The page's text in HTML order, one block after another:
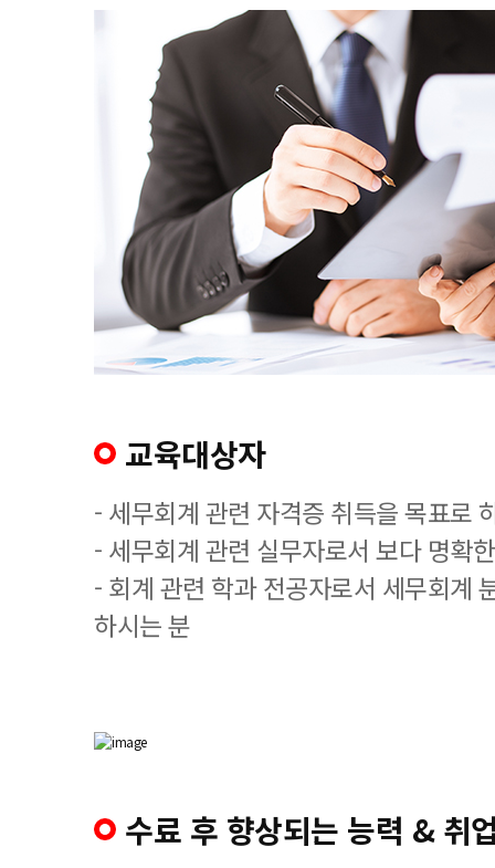
교육대상자
- 세무회계 관련 자격증 취득을 목표로
- 세무회계 관련 실무자로서 보다 명확
- 회계 관련 학과 전공자로서 세무회계
하시는 분
수료 후 향상되는 능력 & 취